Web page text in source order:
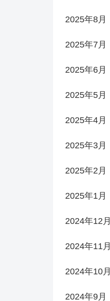
2025年8月
2025年7月
2025年6月
2025年5月
2025年4月
2025年3月
2025年2月
2025年1月
2024年12月
2024年11月
2024年10月
2024年9月